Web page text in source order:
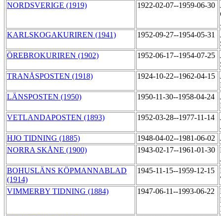
NORDSVERIGE (1919)
1922-02-07--1959-06-30
KARLSKOGAKURIREN (1941)
1952-09-27--1954-05-31
ÖREBROKURIREN (1902)
1952-06-17--1954-07-25
TRANÅSPOSTEN (1918)
1924-10-22--1962-04-15
LÄNSPOSTEN (1950)
1950-11-30--1958-04-24
VETLANDAPOSTEN (1893)
1952-03-28--1977-11-14
HJO TIDNING (1885)
1948-04-02--1981-06-02
NORRA SKÅNE (1900)
1943-02-17--1961-01-30
BOHUSLÄNS KÖPMANNABLAD
(1914)
1945-11-15--1959-12-15
VIMMERBY TIDNING (1884)
1947-06-11--1993-06-22